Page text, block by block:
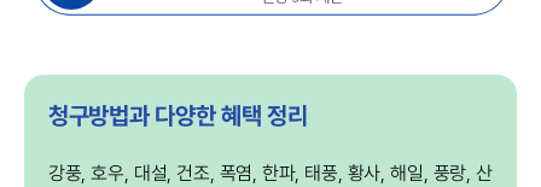
청구방법과 다양한 혜택 정리
강풍, 호우, 대설, 건조, 폭염, 한파, 태풍, 황사, 해일, 풍랑, 산